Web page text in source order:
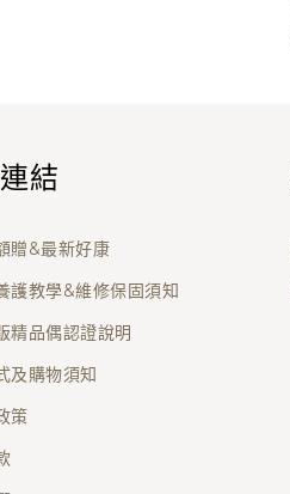
結
贈&最新好康
護教學&維修保固須知
精品偶認證說明
及購物須知
策